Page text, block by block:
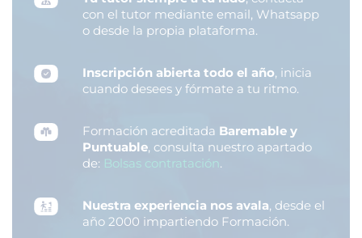
con el tutor mediante email, Whatsapp
o desde la propia plataforma.
Inscripción abierta todo el año, inicia
cuando desees y fórmate a tu ritmo.
Formación acreditada Baremable y
Puntuable, consulta nuestro apartado
de: Bolsas contratación.
Nuestra experiencia nos avala, desde el
año 2000 impartiendo Formación.